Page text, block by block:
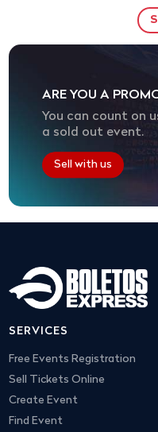
ARE YOU A
You can count on
a sold out event.
Sell with us
SERVICES
Free Events Registration
Sell Tickets Online
Create Event
Find Event